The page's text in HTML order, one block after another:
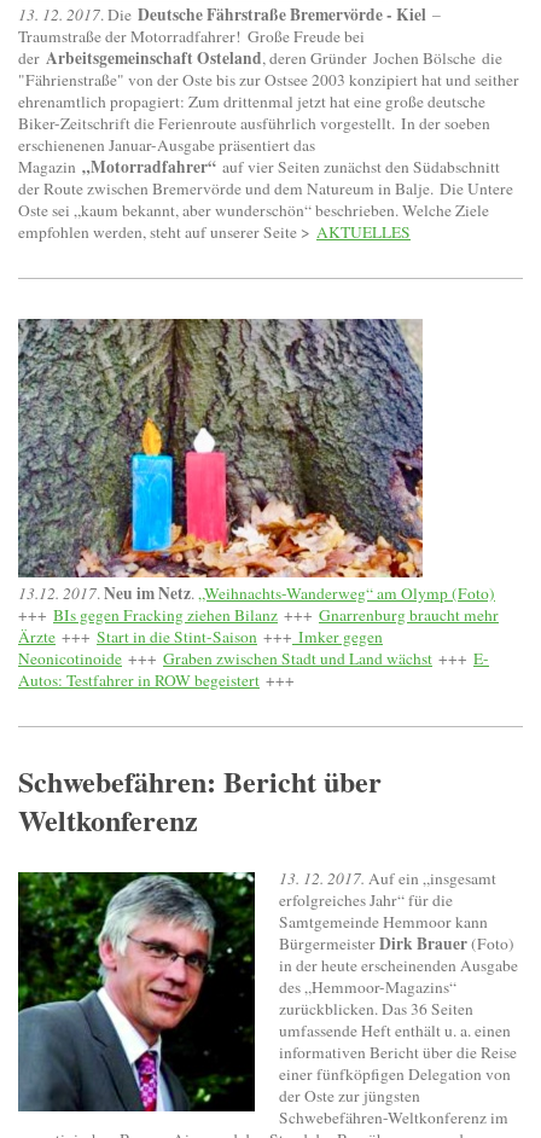
13. 12. 2017. Die Deutsche Fährstraße Bremervörde - Kiel –
Traumstraße der Motorradfahrer! Große Freude bei
der Arbeitsgemeinschaft Osteland, deren Gründer Jochen Bölsche die
"Fährienstraße" von der Oste bis zur Ostsee 2003 konzipiert hat und seither
ehrenamtlich propagiert: Zum drittenmal jetzt hat eine große deutsche
Biker-Zeitschrift die Ferienroute ausführlich vorgestellt. In der soeben
erschienenen Januar-Ausgabe präsentiert das
Magazin „Motorradfahrer“ auf vier Seiten zunächst den Südabschnitt
der Route zwischen Bremervörde und dem Natureum in Balje. Die Untere
Oste sei „kaum bekannt, aber wunderschön“ beschrieben. Welche Ziele
empfohlen werden, steht auf unserer Seite > AKTUELLES
13.12. 2017.Neu im Netz.„Weihnachts-Wanderweg“ am Olymp (Foto)
+++ BIs gegen Fracking ziehen Bilanz +++ Gnarrenburg braucht mehr
Ärzte +++ Start in die Stint-Saison +++ Imker gegen
Neonicotinoide +++ Graben zwischen Stadt und Land wächst +++ E-
Autos: Testfahrer in ROW begeistert +++
Schwebefähren: Bericht über
Weltkonferenz
13. 12. 2017. Auf ein „insgesamt
erfolgreiches Jahr“ für die
Samtgemeinde Hemmoor kann
BürgermeisterDirk Brauer(Foto)
in der heute erscheinenden Ausgabe
des „Hemmoor-Magazins“
zurückblicken. Das 36 Seiten
umfassende Heft enthält u. a. einen
informativen Bericht über die Reise
einer fünfköpfigen Delegation von
der Oste zur jüngsten
Schwebefähren-Weltkonferenz im